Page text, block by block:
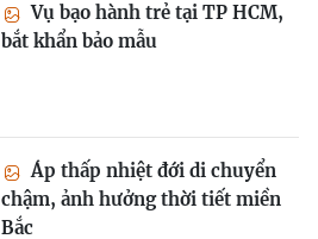
Vụ bạo hành trẻ tại TP HCM,
bắt khẩn bảo mẫu
Áp thấp nhiệt đới di chuyển
chậm, ảnh hưởng thời tiết miền
Bắc